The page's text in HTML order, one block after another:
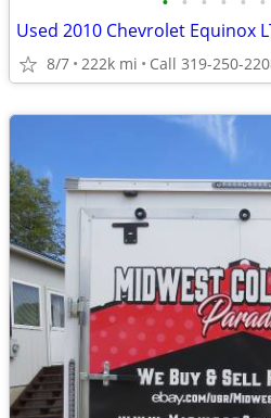
Used 2010 Chevrolet Equinox
8/7 222k mi Call 319-250-